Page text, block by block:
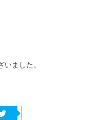
ました。